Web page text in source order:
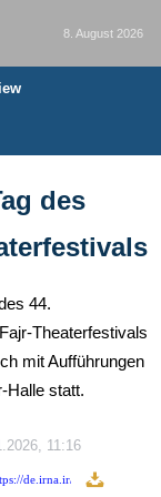
8. August 2026
des
44.
Theaterfestivals
mit Aufführungen
Halle statt.
11:16